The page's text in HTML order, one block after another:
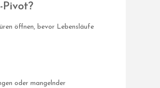
öffnen, bevor Lebensläufe
oder mangelnder